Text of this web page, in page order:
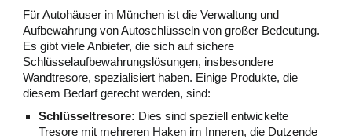
Für Autohäuser in München ist die Verwaltung und
Aufbewahrung von Autoschlüsseln von großer Bedeutung.
Es gibt viele Anbieter, die sich auf sichere
Schlüsselaufbewahrungslösungen, insbesondere
Wandtresore, spezialisiert haben. Einige Produkte, die
diesem Bedarf gerecht werden, sind:
Schlüsseltresore: Dies sind speziell entwickelte
Tresore mit mehreren Haken im Inneren, die Dutzende